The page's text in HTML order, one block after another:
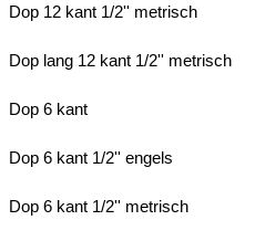
Dop 12 kant 1/2'' metrisch
Dop lang 12 kant 1/2'' metrisch
Dop 6 kant
Dop 6 kant 1/2'' engels
Dop 6 kant 1/2'' metrisch